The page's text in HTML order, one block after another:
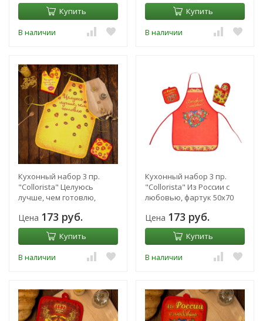
Купить
В наличии
Купить
В наличии
Кухонный набор 3 пр.
"Collorista" Целуюсь
лучше, чем готовлю,
прихватка 18х
Цена 173 руб.
Купить
В наличии
Кухонный набор 3 пр.
"Collorista" Из России с
любовью, фартук 50х70
18х28 см,
Цена 173 руб.
Купить
В наличии